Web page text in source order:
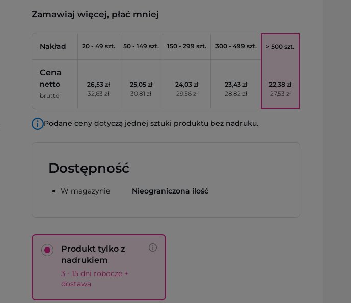
Zamawiaj więcej, płać mniej
Nakład 20 - 49 szt. 50 - 149 szt. 150 - 299 szt. 300 - 499 szt. > 500 szt.
Cena
netto
brutto
26,53 zł
32,63 zł
25,05 zł
30,81 zł
24,03 zł
29,56 zł
23,43 zł
28,82 zł
22,38 zł
27,53 zł
Podane ceny dotyczą jednej sztuki produktu bez nadruku.
Dostępność
W magazynie Nieograniczona ilość
Produkt tylko z
nadrukiem
3 - 15 dni robocze +
dostawa